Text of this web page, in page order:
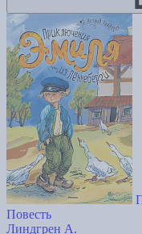
Повесть
Линдгрен А.